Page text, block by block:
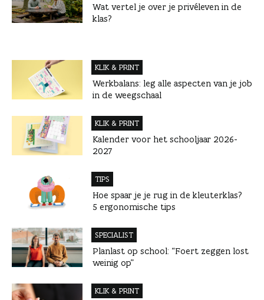
Wat vertel je over je privéleven in de
klas?
KLIK & PRINT
Werkbalans: leg alle aspecten van je job
in de weegschaal
KLIK & PRINT
Kalender voor het schooljaar 2026-
2027
TIPS
Hoe spaar je je rug in de kleuterklas?
5 ergonomische tips
SPECIALIST
Planlast op school: “Foert zeggen lost
weinig op”
KLIK & PRINT